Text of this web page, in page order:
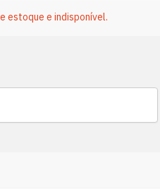
estoque e indisponível.